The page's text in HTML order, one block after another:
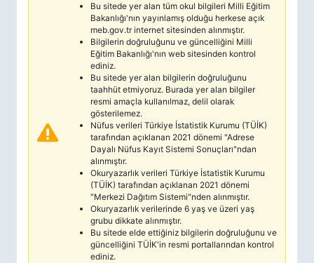
Bu sitede yer alan tüm okul bilgileri Milli Eğitim
Bakanlığı'nın yayınlamış olduğu herkese açık
meb.gov.tr internet sitesinden alınmıştır.
Bilgilerin doğruluğunu ve güncelliğini Milli
Eğitim Bakanlığı'nın web sitesinden kontrol
ediniz.
Bu sitede yer alan bilgilerin doğruluğunu
taahhüt etmiyoruz. Burada yer alan bilgiler
resmi amaçla kullanılmaz, delil olarak
gösterilemez.
Nüfus verileri Türkiye İstatistik Kurumu (TÜİK)
tarafından açıklanan 2021 dönemi "Adrese
Dayalı Nüfus Kayıt Sistemi Sonuçları"ndan
alınmıştır.
Okuryazarlık verileri Türkiye İstatistik Kurumu
(TÜİK) tarafından açıklanan 2021 dönemi
"Merkezi Dağıtım Sistemi"nden alınmıştır.
Okuryazarlık verilerinde 6 yaş ve üzeri yaş
grubu dikkate alınmıştır.
Bu sitede elde ettiğiniz bilgilerin doğruluğunu ve
güncelliğini TÜİK'in resmi portallarından kontrol
ediniz.